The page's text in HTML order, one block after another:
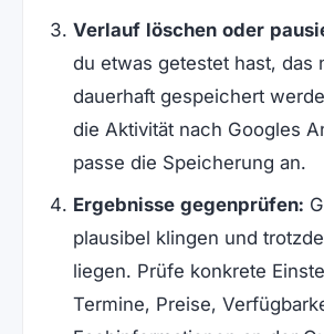
Verlauf löschen oder
du etwas getestet hast, das
dauerhaft gespeichert
die Aktivität nach Googles
passe die Speicherung an.
Ergebnisse gegenprüfen:
plausibel klingen und
liegen. Prüfe konkrete
Termine, Preise,